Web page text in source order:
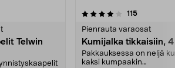
Telwin
1250/150
115arvostelut
Pienrauta varaosat
Kumijalka tikkaisiin,
Pakkauksessa on neljä
kaksi kumpaakin
4.5 viidestä